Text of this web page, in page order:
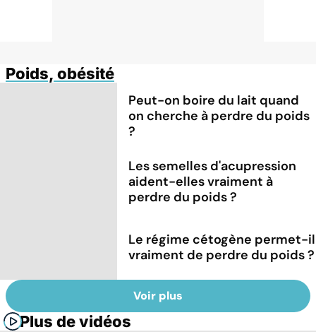
Poids, obésité
Peut-on boire du lait quand
on cherche à perdre du poids
?
Les semelles d'acupression
aident-elles vraiment à
perdre du poids ?
Le régime cétogène permet-il
vraiment de perdre du poids ?
Voir plus
Plus de vidéos